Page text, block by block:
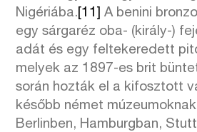
Nigériába. [11]
A benini
egy sárgaréz oba- (király-)
adát és egy feltekeredett
melyek az 1897-es brit
során hozták el a kifosztott
később német
Berlinben, Hamburgban,